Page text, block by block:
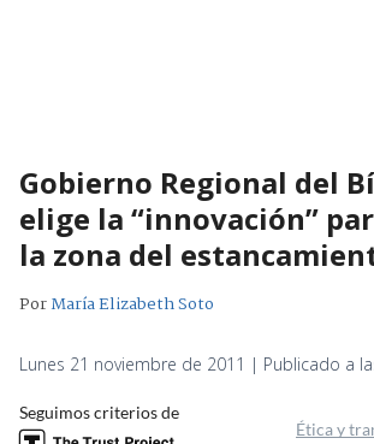
Gobierno Regional del
elige la “innovación”
la zona del
PorMaría Elizabeth Soto
Lunes 21 noviembre de 2011 | Publicado a
Seguimos criterios de
Ética y